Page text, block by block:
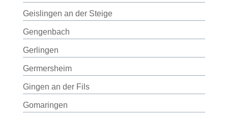
Geislingen an der Steige
Gengenbach
Gerlingen
Germersheim
Gingen an der Fils
Gomaringen